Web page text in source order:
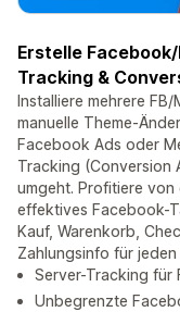
Erstelle
Tracking &
Installiere mehrere
manuelle Theme-
Facebook Ads oder
Tracking (Conversion
umgeht. Profitiere
effektives Facebook-
Kauf, Warenkorb,
Zahlungsinfo für jeden
Server-Tracking für
Unbegrenzte